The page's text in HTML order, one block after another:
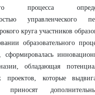
процесса
управленческого
круга участников
образовательного
сформировалась
обладающая
проектов, которые